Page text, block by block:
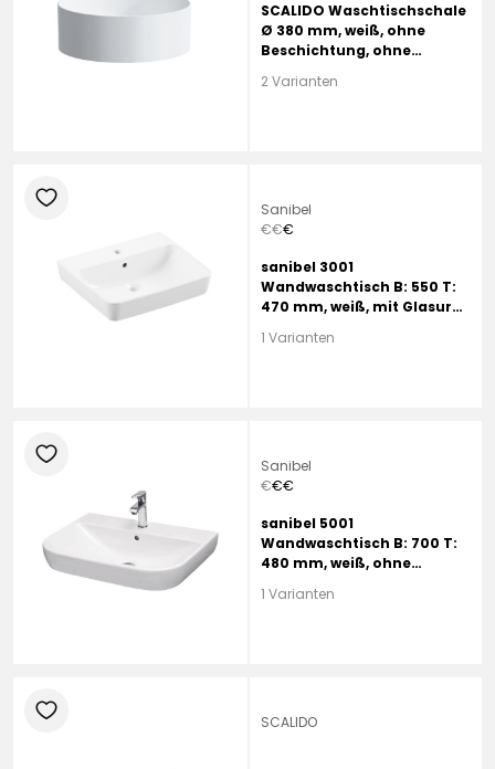
SCALIDO Waschtischschale
Ø 380 mm, weiß, ohne
Beschichtung, ohne
2 Varianten
heart
Sanibel
€€€
sanibel 3001
Wandwaschtisch B: 550 T:
470 mm, weiß, mit Glasur
mit Überlauf
1 Varianten
heart
Sanibel
€€€
sanibel 5001
Wandwaschtisch B: 700 T:
480 mm, weiß, ohne
Hahnloch, mit Überlauf
1 Varianten
heart
SCALIDO